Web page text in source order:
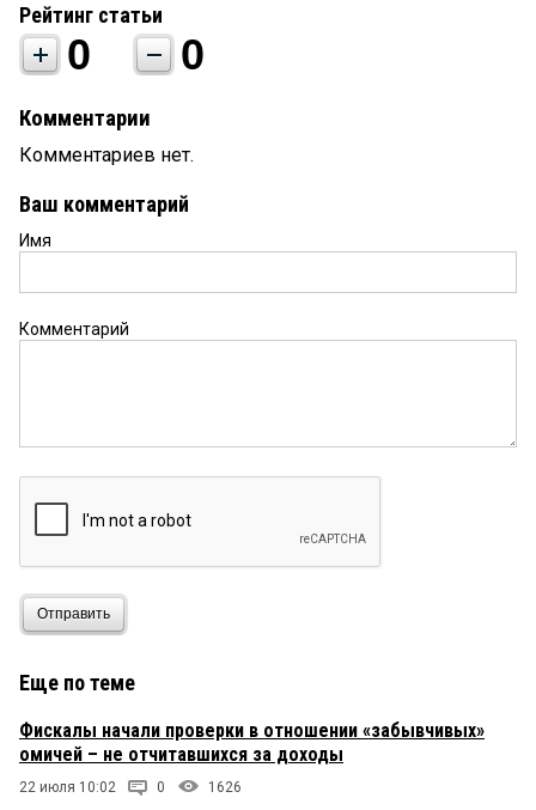
Рейтинг статьи
0 0
Комментарии
Комментариев нет.
Ваш комментарий
Имя
Комментарий
Отправить
Еще по теме
Фискалы начали проверки в отношении «забывчивых»
омичей – не отчитавшихся за доходы
22 июля 10:02 0 1626